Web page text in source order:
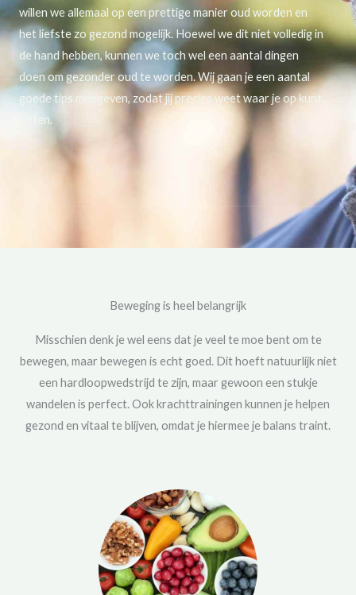
willen we allemaal op een prettige manier oud worden en
het liefste zo gezond mogelijk. Hoewel we dit niet volledig in
de hand hebben, kunnen we toch wel een aantal dingen
doen om gezonder oud te worden. Wij gaan je een aantal
goede tips meegeven, zodat jij precies weet waar je op kunt
letten.
Beweging is heel belangrijk
Misschien denk je wel eens dat je veel te moe bent om te
bewegen, maar bewegen is echt goed. Dit hoeft natuurlijk niet
een hardloopwedstrijd te zijn, maar gewoon een stukje
wandelen is perfect. Ook krachttrainingen kunnen je helpen
gezond en vitaal te blijven, omdat je hiermee je balans traint.